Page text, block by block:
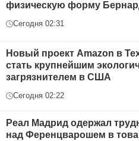
физическую форму
Сегодня 02:31
Новый проект Amazon в
стать крупнейшим
загрязнителем в США
Сегодня 02:22
Реал Мадрид одержал
над Ференцварошем в